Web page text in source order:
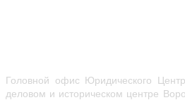
Головной офис Юридического
деловом и историческом центре